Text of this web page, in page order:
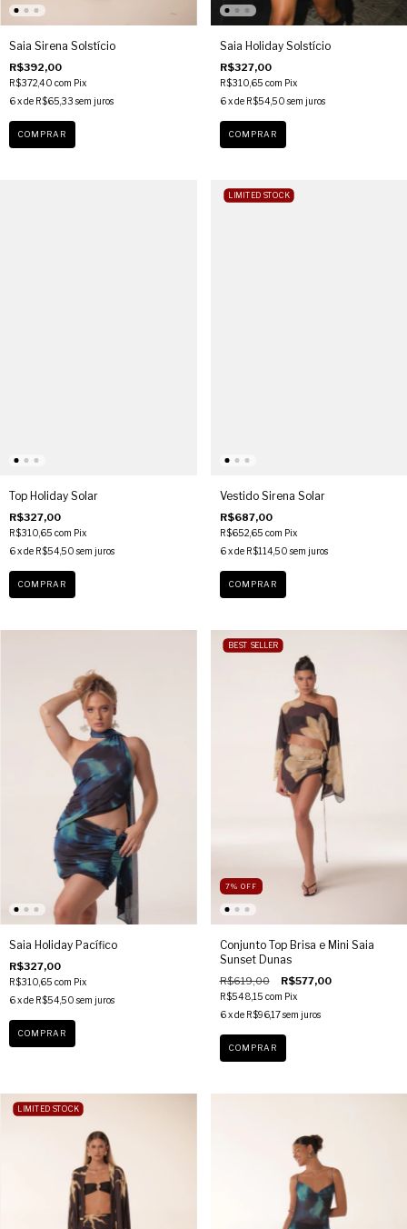
Saia Sirena Solstício
R$392,00
R$372,40 com Pix
6x de R$65,33 sem juros
COMPRAR
Saia Holiday Solstício
R$327,00
R$310,65 com Pix
6 x de R$54,50 sem juros
COMPRAR
Top Holiday Solar
R$327,00
R$310,65 com Pix
6x de R$54,50 sem juros
COMPRAR
LIMITED STOCK
Vestido Sirena Solar
R$687,00
R$652,65 com Pix
6 x de R$114,50 sem juros
COMPRAR
Saia Holiday Pacífico
R$327,00
R$310,65 com Pix
6x de R$54,50 sem juros
COMPRAR
BEST SELLER
7% OFF
Conjunto Top Brisa e Mini Saia
Sunset Dunas
R$619,00 R$577,00
R$548,15 com Pix
6 x de R$96,17sem juros
COMPRAR
LIMITED STOCK